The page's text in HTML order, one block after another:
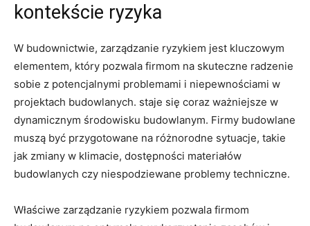
kontekście ryzyka
W budownictwie, zarządzanie ryzykiem jest kluczowym
elementem, który pozwala firmom na skuteczne radzenie
sobie⁢ z potencjalnymi problemami i niepewnościami w ​
projektach⁢ budowlanych. staje się coraz ⁤ważniejsze w
dynamicznym środowisku ​budowlanym. Firmy budowlane
muszą być​ przygotowane na różnorodne sytuacje, ⁤takie
jak zmiany w klimacie, dostępności materiałów
budowlanych czy niespodziewane problemy techniczne.
Właściwe ⁢zarządzanie ryzykiem pozwala firmom